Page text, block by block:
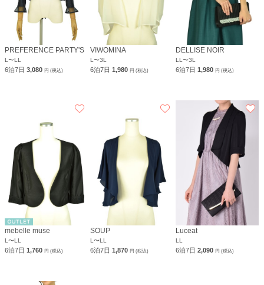
PREFERENCE PARTY'S
L〜LL
6泊7日 3,080 円 (税込)
VIWOMINA
L〜3L
6泊7日1,980円 (税込)
DELLISE NOIR
LL〜3L
6泊7日1,980円 (税込)
mebelle muse
L〜LL
6泊7日 1,760 円 (税込)
SOUP
L〜LL
6泊7日1,870円 (税込)
Luceat
LL
6泊7日2,090円 (税込)